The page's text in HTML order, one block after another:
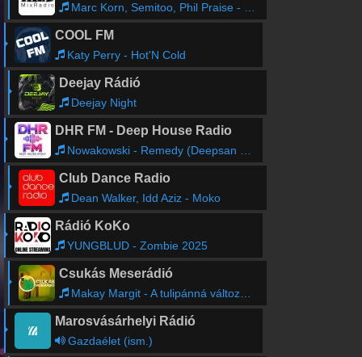
Marc Korn, Semitoo, Phil Praise - Tricky Melody
COOL FM
Katy Perry - Hot'N Cold
Deejay Rádió
Deejay Night
DHR FM - Deep House Radio
Nowakowski - Remedy (Deepsan Remix)
Club Dance Radio
Dean Walker, Idd Aziz - Moko
Rádió KoKo
YUNGBLUD - Zombie 2025
Csukás Meserádió
Makay Margit - A tulipánná változott királyfi
Marosvásárhelyi Rádió
Gazdaélet (ism.)